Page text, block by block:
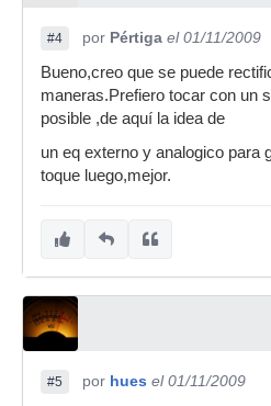
#4 por Pértiga el 01/11/2009
Bueno,creo que se puede
maneras.Prefiero tocar con un
posible ,de aquí la idea de
un eq externo y analogico para
toque luego,mejor.
#5 por hues el 01/11/2009